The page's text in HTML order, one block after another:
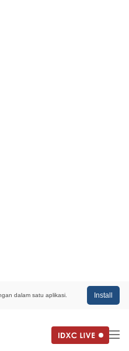
dalam satu aplikasi. Install